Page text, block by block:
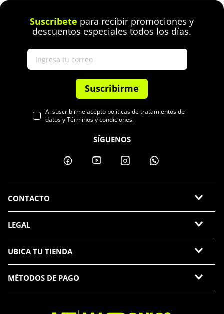
Suscríbete para recibir promociones y
descuentos especiales todos los días.
Suscribirme
Al suscribirme acepto políticas de tratamientos de
datos y Términos y condiciones.
SÍGUENOS
CONTACTO
LEGAL
UBICA TU TIENDA
MÉTODOS DE PAGO